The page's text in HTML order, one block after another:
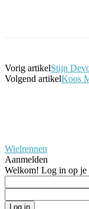
Vorig artikelStijn
Volgend artikelKoos
Wielrennen
Aanmelden
Welkom! Log in op je